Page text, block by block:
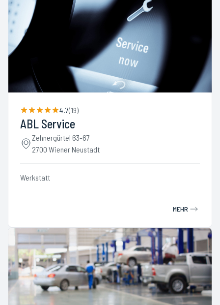
4.7(19)
ABL Service
Zehnergürtel 63-67
2700 Wiener Neustadt
Werkstatt
MEHR